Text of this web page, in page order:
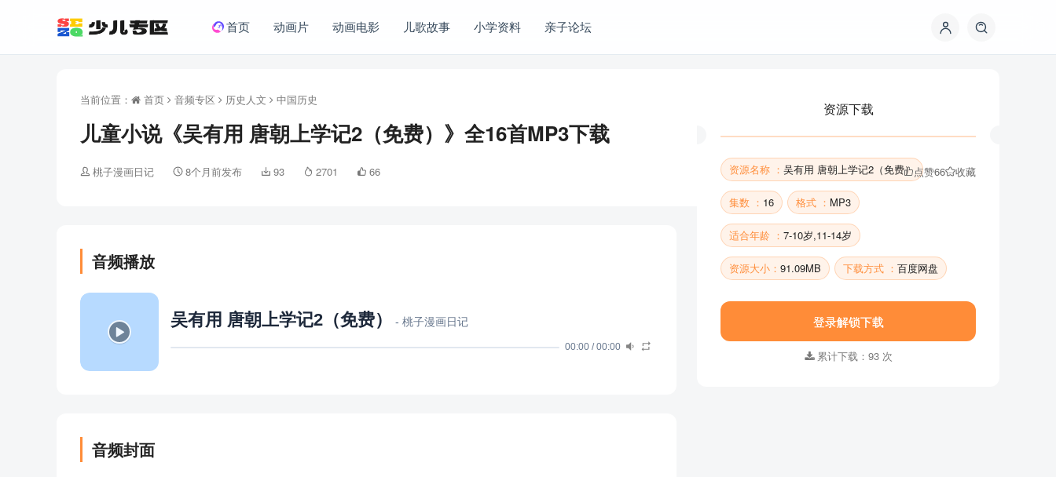
首页 动画片 动画电影 儿歌故事 小学资料 亲子论坛
当前位置： 首页 音频专区 历史人文 中国历史
儿童小说《吴有用 唐朝上学记2（免费）》全16首MP3下载
桃子漫画日记 8个月前发布 93 2701 66 点赞66 收藏
音频播放
吴有用 唐朝上学记2（免费） - 桃子漫画日记
00:00 /00:00
音频封面
资源下载
资源名称 ： 吴有用 唐朝上学记2（免费）
集数 ： 16 格式 ： MP3
适合年龄 ： 7-10岁,11-14岁
资源大小： 91.09MB 下载方式 ： 百度网盘
登录解锁下载
累计下载：93 次
资源下载
吴有用 唐朝上学记2（免费）
格式 ：MP3